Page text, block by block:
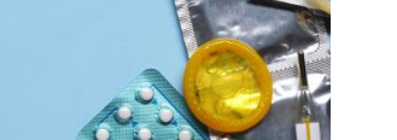
- Kod: #142
tel:0,93€ - mob:1,12€ min